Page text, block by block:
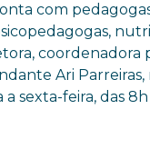
com
coordenadora
Ari
sexta-feira, das 8h